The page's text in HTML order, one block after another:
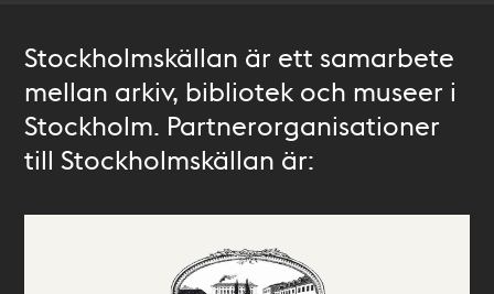
Stockholmskällan är ett samarbete
mellan arkiv, bibliotek och museer i
Stockholm. Partnerorganisationer
till Stockholmskällan är: